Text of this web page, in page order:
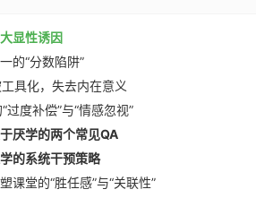
显性诱因
的“分数陷阱”
具化，失去内在意义
过度补偿”与“情感忽视”
厌学的两个常见QA
的系统干预策略
课堂的“胜任感”与“关联性”